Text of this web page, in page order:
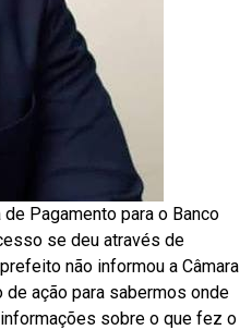
Pagamento para o Banco
se deu através de
não informou a Câmara
ação para sabermos onde
sobre o que fez o